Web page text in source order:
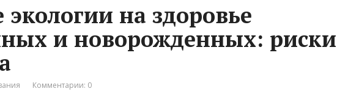
на здоровье
и новорожденных: риски
Комментарии: 0